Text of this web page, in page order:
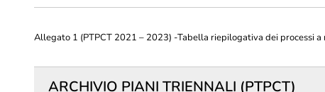
Allegato 1 (PTPCT 2021 – 2023) -Tabella riepilogativa dei processi
ARCHIVIO PIANI TRIENNALI (PTPCT)